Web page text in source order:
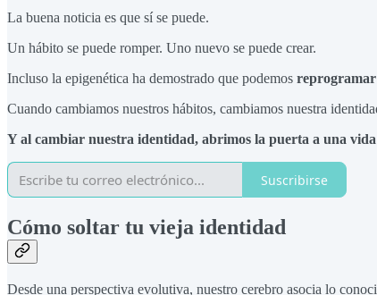
La buena noticia es que sí se puede.
Un hábito se puede romper. Uno nuevo se puede crear.
Incluso la epigenética ha demostrado que podemos reprogramar
Cuando cambiamos nuestros hábitos, cambiamos nuestra
Y al cambiar nuestra identidad, abrimos la puerta a una
Suscribirse
Cómo soltar tu vieja identidad
Desde una perspectiva evolutiva, nuestro cerebro asocia lo